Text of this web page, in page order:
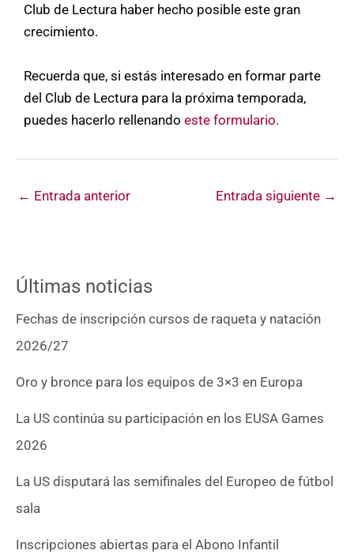
Club de Lectura haber hecho posible este gran
crecimiento.
Recuerda que, si estás interesado en formar parte
del Club de Lectura para la próxima temporada,
puedes hacerlo rellenando este formulario.
← Entrada anterior Entrada siguiente →
Últimas noticias
Fechas de inscripción cursos de raqueta y natación
2026/27
Oro y bronce para los equipos de 3×3 en Europa
La US continúa su participación en los EUSA Games
2026
La US disputará las semifinales del Europeo de fútbol
sala
Inscripciones abiertas para el Abono Infantil